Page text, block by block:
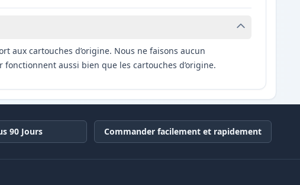
aux cartouches d’origine. Nous ne faisons aucun
aussi bien que les cartouches d’origine.
90 Jours Commander facilement et rapidement